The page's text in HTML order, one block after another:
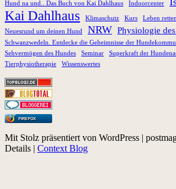
Hund na und.. Das Buch von Kai Dahlhaus
Indoorcenter
Kai Dahlhaus Klimaschutz Kurs Leben retten
Neuesrund um deinen Hund
NRW Physiologie
Schwanzwedeln. Entdecke die Geheimnisse der
Sehvermögen des Hundes
Seminar Superkraft der
Tierphysiotherapie
Wissenswertes
FIREFOX
Mit Stolz präsentiert von WordPress |
Details | Context Blog